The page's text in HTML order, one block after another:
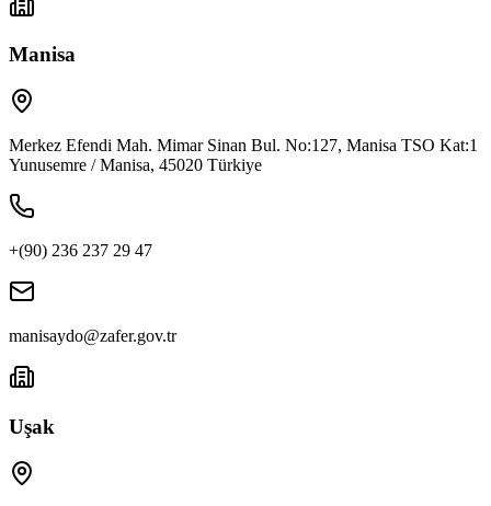
Manisa
Merkez Efendi Mah. Mimar Sinan Bul. No:127, Manisa TSO Kat:1
Yunusemre / Manisa, 45020 Türkiye
+(90) 236 237 29 47
manisaydo@zafer.gov.tr
Uşak